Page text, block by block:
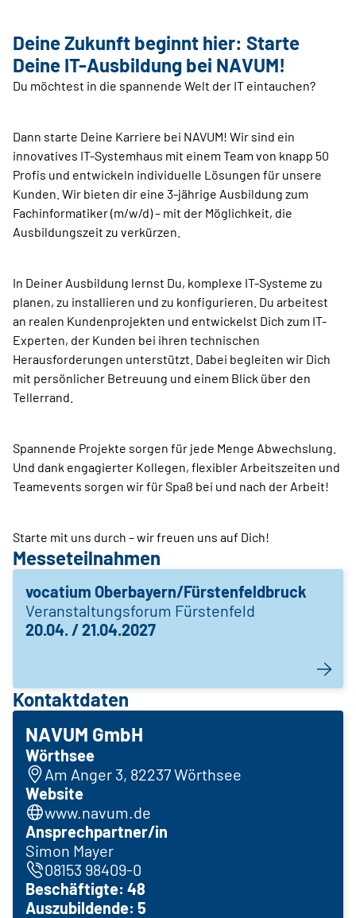
Deine Zukunft beginnt hier: Starte
Deine IT-Ausbildung bei NAVUM!
Du möchtest in die spannende Welt der IT eintauchen?
Dann starte Deine Karriere bei NAVUM! Wir sind ein
innovatives IT-Systemhaus mit einem Team von knapp 50
Profis und entwickeln individuelle Lösungen für unsere
Kunden. Wir bieten dir eine 3-jährige Ausbildung zum
Fachinformatiker (m/w/d) – mit der Möglichkeit, die
Ausbildungszeit zu verkürzen.
In Deiner Ausbildung lernst Du, komplexe IT-Systeme zu
planen, zu installieren und zu konfigurieren. Du arbeitest
an realen Kundenprojekten und entwickelst Dich zum IT-
Experten, der Kunden bei ihren technischen
Herausforderungen unterstützt. Dabei begleiten wir Dich
mit persönlicher Betreuung und einem Blick über den
Tellerrand.
Spannende Projekte sorgen für jede Menge Abwechslung.
Und dank engagierter Kollegen, flexibler Arbeitszeiten und
Teamevents sorgen wir für Spaß bei und nach der Arbeit!
Starte mit uns durch – wir freuen uns auf Dich!
Messeteilnahmen
vocatium Oberbayern/Fürstenfeldbruck
Veranstaltungsforum Fürstenfeld
20.04. / 21.04.2027
Kontaktdaten
NAVUM GmbH
Wörthsee
Am Anger 3, 82237 Wörthsee
Website
www.navum.de
Ansprechpartner/in
Simon Mayer
08153 98409-0
Beschäftigte: 48
Auszubildende: 5